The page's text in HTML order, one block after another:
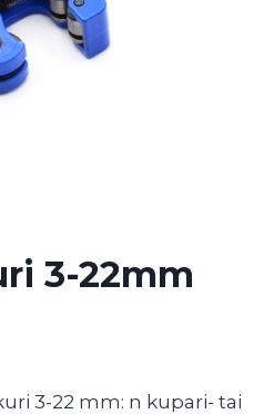
3-22mm
3-22 mm: n kupari- tai